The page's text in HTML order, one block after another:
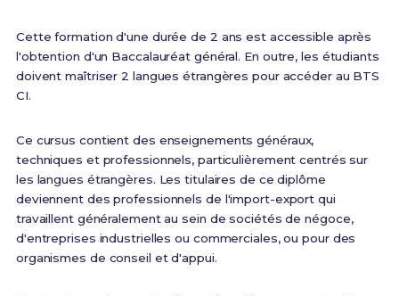
Cette formation d'une durée de 2 ans est accessible après
l'obtention d'un Baccalauréat général. En outre, les étudiants
doivent maîtriser 2 langues étrangères pour accéder au BTS
CI.
Ce cursus contient des enseignements généraux,
techniques et professionnels, particulièrement centrés sur
les langues étrangères. Les titulaires de ce diplôme
deviennent des professionnels de l'import-export qui
travaillent généralement au sein de sociétés de négoce,
d'entreprises industrielles ou commerciales, ou pour des
organismes de conseil et d'appui.